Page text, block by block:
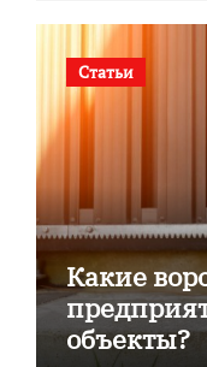
Статьи
Какие
объекты?